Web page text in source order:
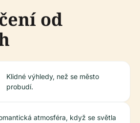
od
Klidné výhledy, než se město
probudí.
atmosféra, když se světla